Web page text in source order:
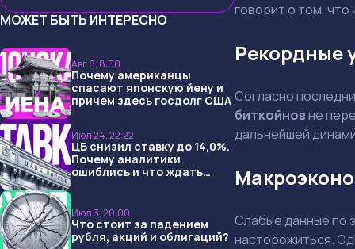
МОЖЕТ БЫТЬ ИНТЕРЕСНО
Авг 6, 8:00
Почему американцы
спасают японскую йену и
причем здесь госдолг США
Июл 24, 22:22
ЦБ снизил ставку до 14,0%.
Почему аналитики
ошиблись и что ждать
Июл 3, 20:00
Что стоит за падением
рубля, акций и облигаций?
говорит о том,
Рекордные
Согласно
биткойновне
дальнейшей
Слабые данные по
насторожиться.